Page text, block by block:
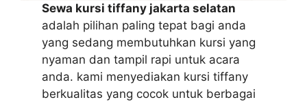
Sewa kursi tiffany jakarta selatan
adalah pilihan paling tepat bagi anda
yang sedang membutuhkan kursi yang
nyaman dan tampil rapi untuk acara
anda. kami menyediakan kursi tiffany
berkualitas yang cocok untuk berbagai